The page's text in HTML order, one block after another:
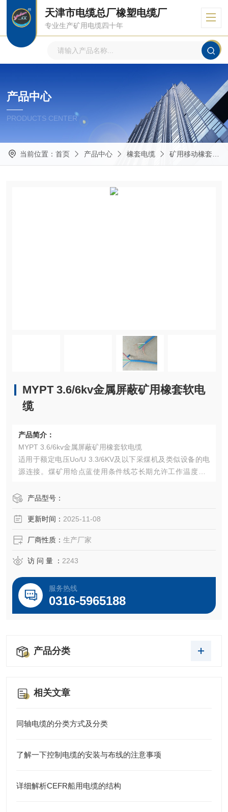
天津市电缆总厂橡塑电缆厂
专业生产矿用电缆四十年
产品中心
PRODUCTS CENTER
当前位置： 首页 产品中心 橡套电缆 矿用移动橡套电缆
MYPT 3.6/6kv金属屏蔽矿用橡套软电
缆
产品简介：
MYPT 3.6/6kv金属屏蔽矿用橡套软电缆
适用于额定电压Uo/U 3.3/6KV及以下采煤机及类似设备的电
源连接。煤矿用给点蓝使用条件线芯长期允许工作温度为8
产品型号：
更新时间： 2025-11-08
厂商性质： 生产厂家
访 问 量 ： 2243
服务热线
0316-5965188
产品分类
相关文章
同轴电缆的分类方式及分类
了解一下控制电缆的安装与布线的注意事项
详细解析CEFR船用电缆的结构